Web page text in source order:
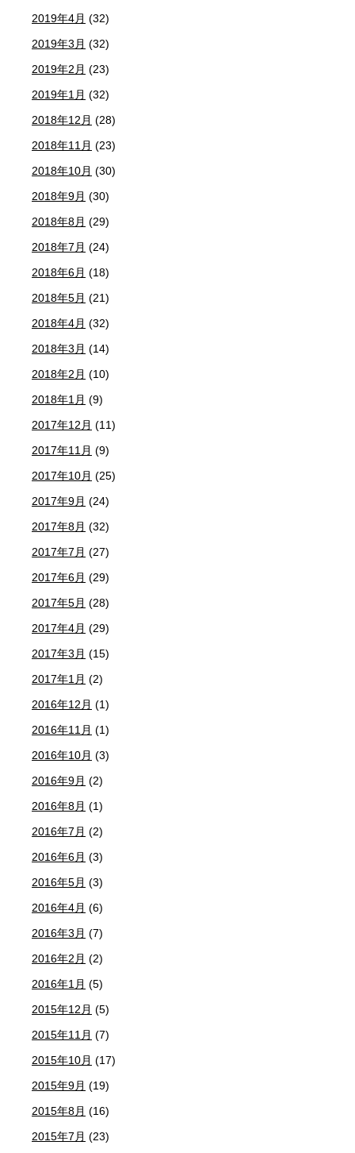
2019年4月 (32)
2019年3月 (32)
2019年2月 (23)
2019年1月 (32)
2018年12月 (28)
2018年11月 (23)
2018年10月 (30)
2018年9月 (30)
2018年8月 (29)
2018年7月 (24)
2018年6月 (18)
2018年5月 (21)
2018年4月 (32)
2018年3月 (14)
2018年2月 (10)
2018年1月 (9)
2017年12月 (11)
2017年11月 (9)
2017年10月 (25)
2017年9月 (24)
2017年8月 (32)
2017年7月 (27)
2017年6月 (29)
2017年5月 (28)
2017年4月 (29)
2017年3月 (15)
2017年1月 (2)
2016年12月 (1)
2016年11月 (1)
2016年10月 (3)
2016年9月 (2)
2016年8月 (1)
2016年7月 (2)
2016年6月 (3)
2016年5月 (3)
2016年4月 (6)
2016年3月 (7)
2016年2月 (2)
2016年1月 (5)
2015年12月 (5)
2015年11月 (7)
2015年10月 (17)
2015年9月 (19)
2015年8月 (16)
2015年7月 (23)